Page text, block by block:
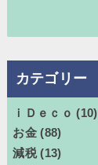
カテゴリー
ｉＤｅｃｏ (10)
お金 (88)
減税 (13)